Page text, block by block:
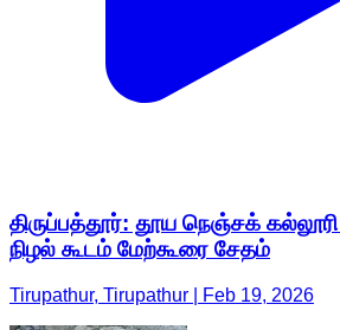
திருப்பத்தூர்: தூய நெஞ்சக் கல்லூரி
நிழல் கூடம் மேற்கூரை சேதம்
Tirupathur, Tirupathur | Feb 19, 2026